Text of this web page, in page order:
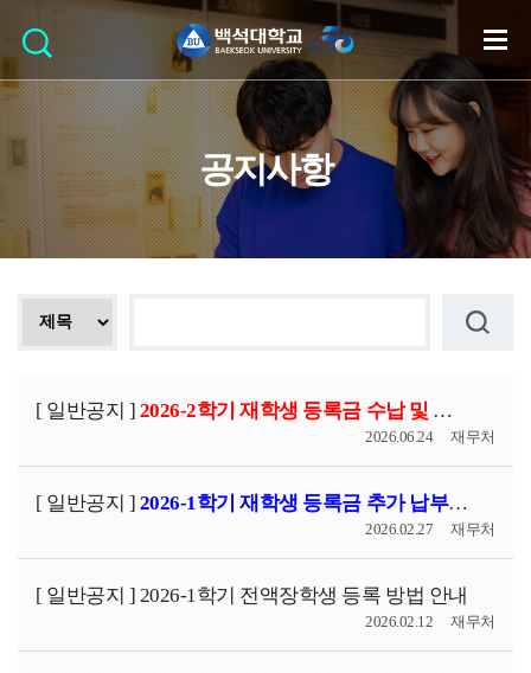
공지사항
[ 일반공지 ] 2026-2학기 재학생 등록금 수납 및 분할납부 안내
재무처
2026.06.24
[ 일반공지 ] 2026-1학기 재학생 등록금 추가 납부 안내
재무처
2026.02.27
[ 일반공지 ] 2026-1학기 전액장학생 등록 방법 안내
재무처
2026.02.12